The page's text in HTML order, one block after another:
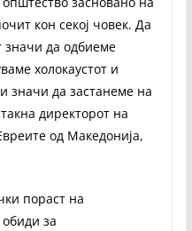
кон секој човек. Да
значи да одбиеме
холокаустот и
значи да застанеме на
директорот на
од Македонија,
пораст на
за